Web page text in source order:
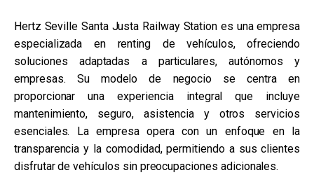
Hertz Seville Santa Justa Railway Station es una empresa
especializada en renting de vehículos, ofreciendo
soluciones adaptadas a particulares, autónomos y
empresas. Su modelo de negocio se centra en
proporcionar una experiencia integral que incluye
mantenimiento, seguro, asistencia y otros servicios
esenciales. La empresa opera con un enfoque en la
transparencia y la comodidad, permitiendo a sus clientes
disfrutar de vehículos sin preocupaciones adicionales.